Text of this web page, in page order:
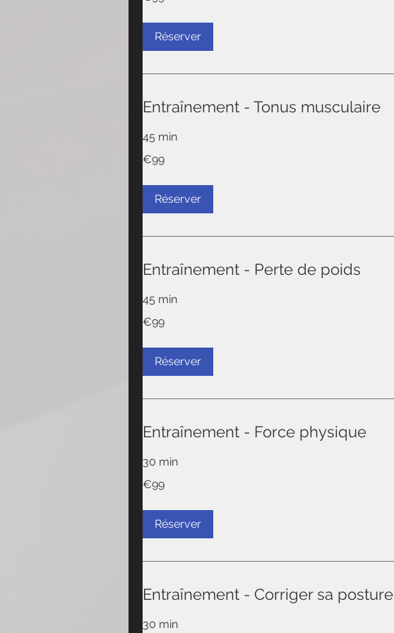
Réserver
Entraînement - Tonus musculaire
45 min
euros
€99
Réserver
Entraînement - Perte de poids
45 min
euros
€99
Réserver
Entraînement - Force physique
30 min
euros
€99
Réserver
Entraînement - Corriger sa posture
30 min